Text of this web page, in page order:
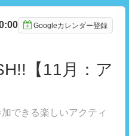
Googleカレンダー登録
【11月：ア
できる楽しいアクティ